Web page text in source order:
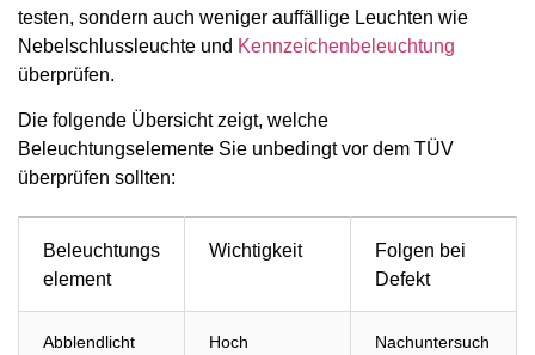
testen, sondern auch weniger auffällige Leuchten wie
Nebelschlussleuchte und Kennzeichenbeleuchtung
überprüfen.
Die folgende Übersicht zeigt, welche
Beleuchtungselemente Sie unbedingt vor dem TÜV
überprüfen sollten:
Beleuchtungs
element
Wichtigkeit
Folgen bei
Defekt
Abblendlicht Hoch
Nachuntersuch